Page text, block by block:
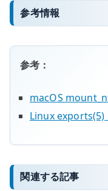
参考情報
参考：
macOS
Linux
関連する記事